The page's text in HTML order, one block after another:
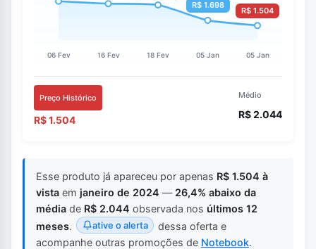
Preço Histórico
R$ 1.504
Médio
R$ 2.044
Esse produto já apareceu por apenas R$ 1.504 à
vista em janeiro de 2024 — 26,4% abaixo da
média de R$ 2.044 observada nos últimos 12
meses. ative o alerta
dessa oferta e
acompanhe outras promoções de Notebook.